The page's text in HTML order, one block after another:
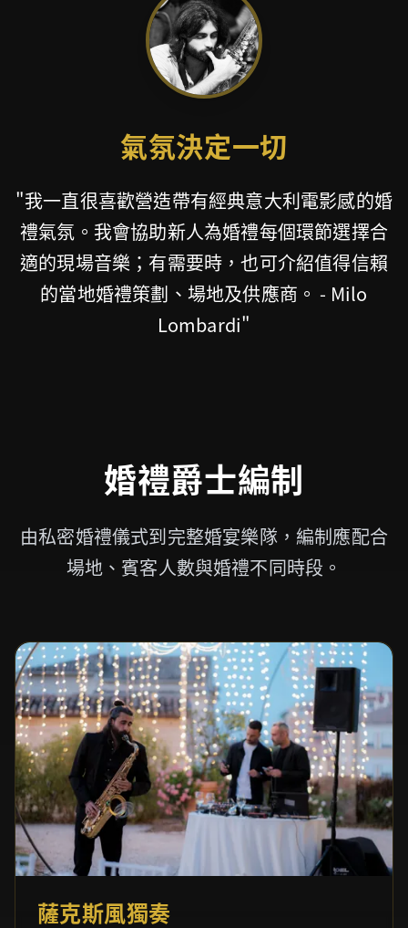
氣氛決定一切
"我一直很喜歡營造帶有經典意大利電影感的婚
禮氣氛。我會協助新人為婚禮每個環節選擇合
適的現場音樂；有需要時，也可介紹值得信賴
的當地婚禮策劃、場地及供應商。 - Milo
Lombardi"
婚禮爵士編制
由私密婚禮儀式到完整婚宴樂隊，編制應配合
場地、賓客人數與婚禮不同時段。
薩克斯風獨奏